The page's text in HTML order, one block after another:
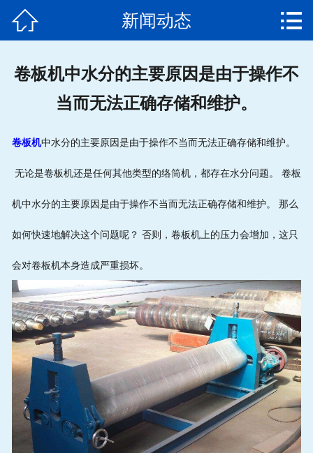
售后服务
 新闻动态 
卷板机中水分的主要原因是由于操作不
当而无法正确存储和维护。
卷板机中水分的主要原因是由于操作不当而无法正确存储和维护。
无论是卷板机还是任何其他类型的络筒机，都存在水分问题。 卷板
机中水分的主要原因是由于操作不当而无法正确存储和维护。 那么
如何快速地解决这个问题呢？ 否则，卷板机上的压力会增加，这只
会对卷板机本身造成严重损坏。